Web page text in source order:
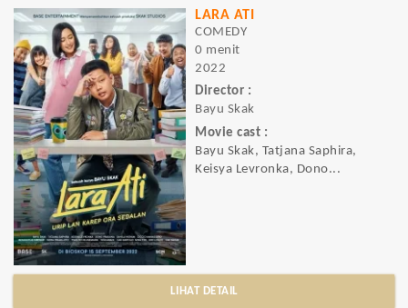
LARA ATI
COMEDY
0 menit
2022
Director :
Bayu Skak
Movie cast :
Bayu Skak, Tatjana Saphira,
Keisya Levronka, Dono...
LIHAT DETAIL